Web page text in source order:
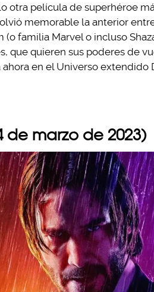
otra película de superhéroe
memorable la anterior
(o familia Marvel o incluso
que quieren sus poderes de
en el Universo extendido
de marzo de 2023)